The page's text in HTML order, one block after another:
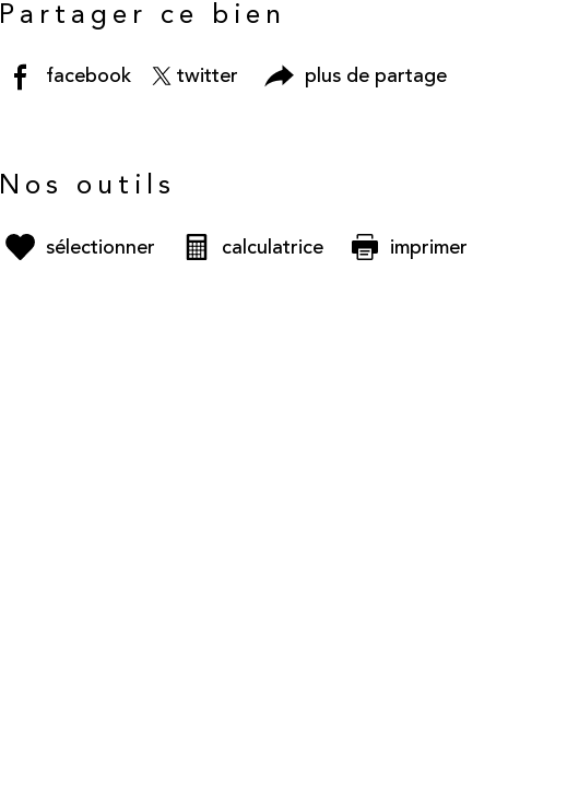
Partager ce bien
facebook twitter plus de partage
Nos outils
sélectionner calculatrice imprimer